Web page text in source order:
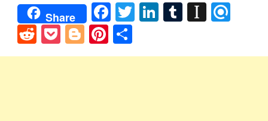
Share Facebook
TwitterLinkedIn
Tumblr
RedditPocket
BloggerPinterest